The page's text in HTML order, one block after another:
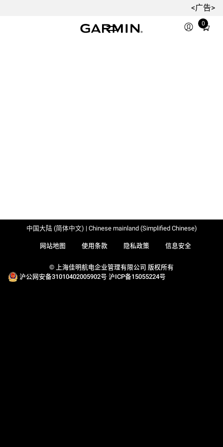
<广告>
0
Total
© 上海佳明航电企业管理有限公司 版权所有
沪公网安备31010402005902号 沪ICP备15055224号
网站地图 使用条款 隐私政策 信息安全
中国大陆 (简体中文) | Chinese mainland (Simplified Chinese)